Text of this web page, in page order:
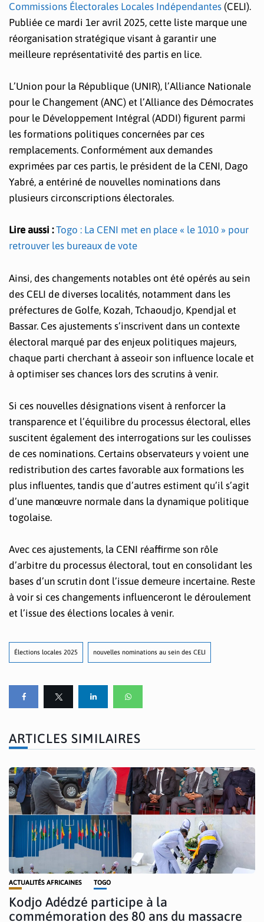
Commissions Électorales Locales Indépendantes (CELI).
Publiée ce mardi 1er avril 2025, cette liste marque une
réorganisation stratégique visant à garantir une
meilleure représentativité des partis en lice.
L’Union pour la République (UNIR), l’Alliance Nationale
pour le Changement (ANC) et l’Alliance des Démocrates
pour le Développement Intégral (ADDI) figurent parmi
les formations politiques concernées par ces
remplacements. Conformément aux demandes
exprimées par ces partis, le président de la CENI, Dago
Yabré, a entériné de nouvelles nominations dans
plusieurs circonscriptions électorales.
Lire aussi : Togo : La CENI met en place « le 1010 » pour
retrouver les bureaux de vote
Ainsi, des changements notables ont été opérés au sein
des CELI de diverses localités, notamment dans les
préfectures de Golfe, Kozah, Tchaoudjo, Kpendjal et
Bassar. Ces ajustements s’inscrivent dans un contexte
électoral marqué par des enjeux politiques majeurs,
chaque parti cherchant à asseoir son influence locale et
à optimiser ses chances lors des scrutins à venir.
Si ces nouvelles désignations visent à renforcer la
transparence et l’équilibre du processus électoral, elles
suscitent également des interrogations sur les coulisses
de ces nominations. Certains observateurs y voient une
redistribution des cartes favorable aux formations les
plus influentes, tandis que d’autres estiment qu’il s’agit
d’une manœuvre normale dans la dynamique politique
togolaise.
Avec ces ajustements, la CENI réaffirme son rôle
d’arbitre du processus électoral, tout en consolidant les
bases d’un scrutin dont l’issue demeure incertaine. Reste
à voir si ces changements influenceront le déroulement
et l’issue des élections locales à venir.
Élections locales 2025 nouvelles nominations au sein des CELI
ARTICLES SIMILAIRES
ACTUALITÉS AFRICAINES TOGO
Kodjo Adédzé participe à la
commémoration des 80 ans du massacre